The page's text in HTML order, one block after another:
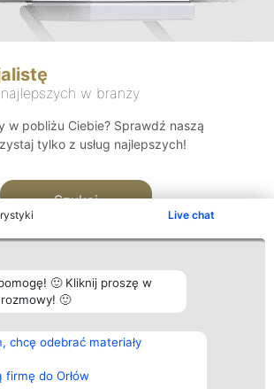
Live chat
🙂 Kliknij proszę w
🙂
chcę odebrać materiały
firmę do Orłów
w branży
w pobliżu Ciebie? Sprawdź naszą
tylko z usług najlepszych!
Szukaj
o.
Plebiscyt
Laureaci
wszystkich
Laureatów
Kontakt
Kontakt